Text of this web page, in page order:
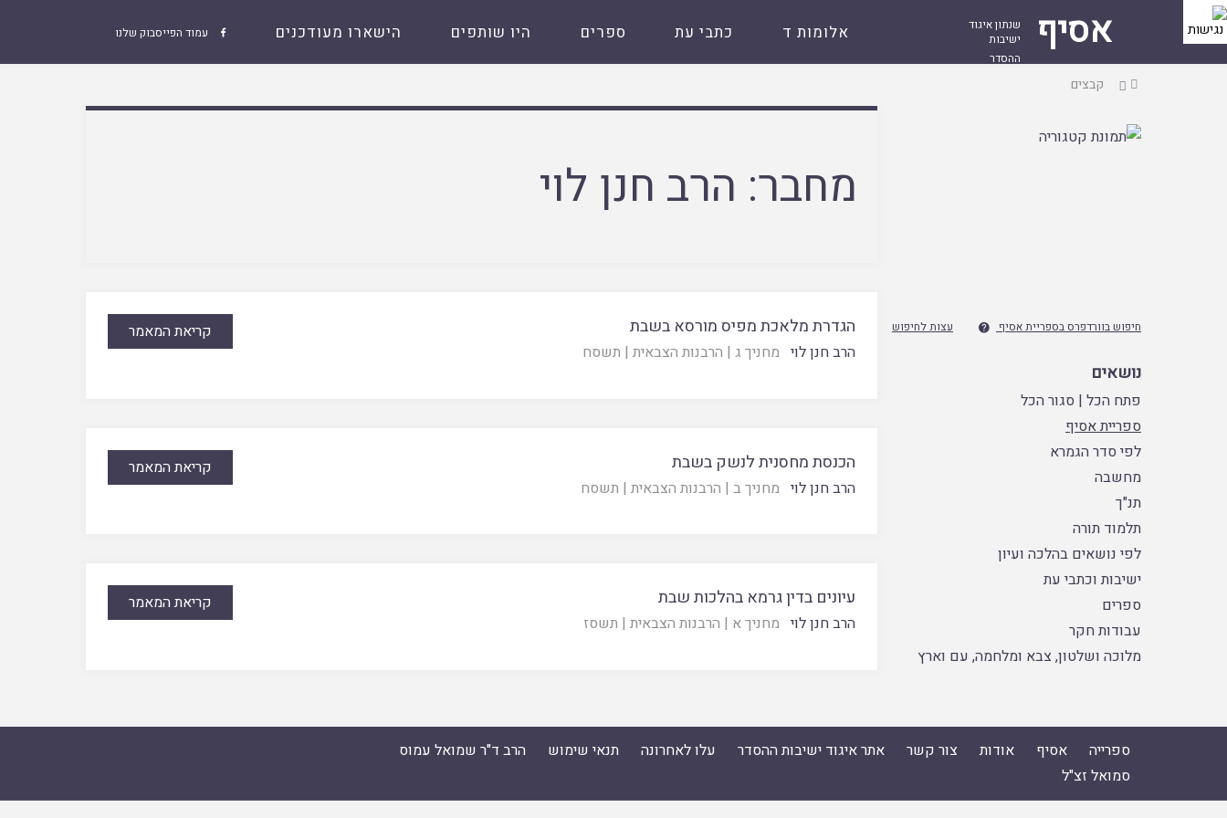
אסיף
שנתון איגוד
ישיבות
ההסדר
 עמוד הפייסבוק שלנו אלומות ד כתבי עת ספרים היו שותפים הישארו מעודכנים
עמודקבצים
חיפוש בוורדפרס בספריית אסיף  עצות לחיפוש
נושאים
פתח הכל |סגור הכל
ספריית אסיף
לפי סדר הגמרא
מחשבה
תנ"ך
תלמוד תורה
לפי נושאים בהלכה ועיון
ישיבות וכתבי עת
ספרים
עבודות חקר
מלוכה ושלטון, צבא ומלחמה, עם וארץ
מחבר: הרב חנן לוי
הגדרת מלאכת מפיס מורסא בשבת
הרב חנן לוי מחניך ג | הרבנות הצבאית | תשסח
קריאת המאמר
הכנסת מחסנית לנשק בשבת
הרב חנן לוי מחניך ב | הרבנות הצבאית | תשסח
קריאת המאמר
עיונים בדין גרמא בהלכות שבת
הרב חנן לוי מחניך א | הרבנות הצבאית | תשסז
קריאת המאמר
ספרייה אסיף אודות צור קשר אתר איגוד ישיבות ההסדר עלו לאחרונה תנאי שימוש
הרב ד"ר שמואל עמוס
סמואל זצ"ל